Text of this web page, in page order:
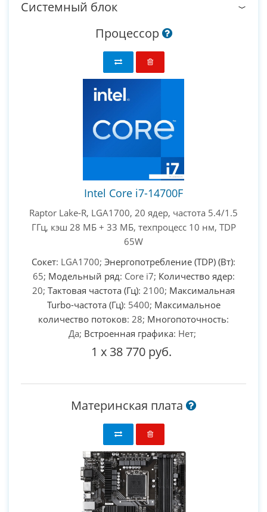
Системный блок
Процессор
Intel Core i7-14700F
Raptor Lake-R, LGA1700, 20 ядер, частота 5.4/1.5
ГГц, кэш 28 МБ + 33 МБ, техпроцесс 10 нм, TDP
65W
Сокет: LGA1700; Энергопотребление (TDP) (Вт):
65; Модельный ряд: Core i7; Количество ядер:
20; Тактовая частота (Гц): 2100; Максимальная
Turbo-частота (Гц): 5400; Максимальное
количество потоков: 28; Многопоточность:
Да; Встроенная графика: Нет;
1 x 38 770 руб.
Материнская плата